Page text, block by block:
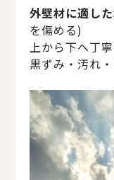
外壁材に適し
を傷める)
上から下へ丁
黒ずみ・汚れ